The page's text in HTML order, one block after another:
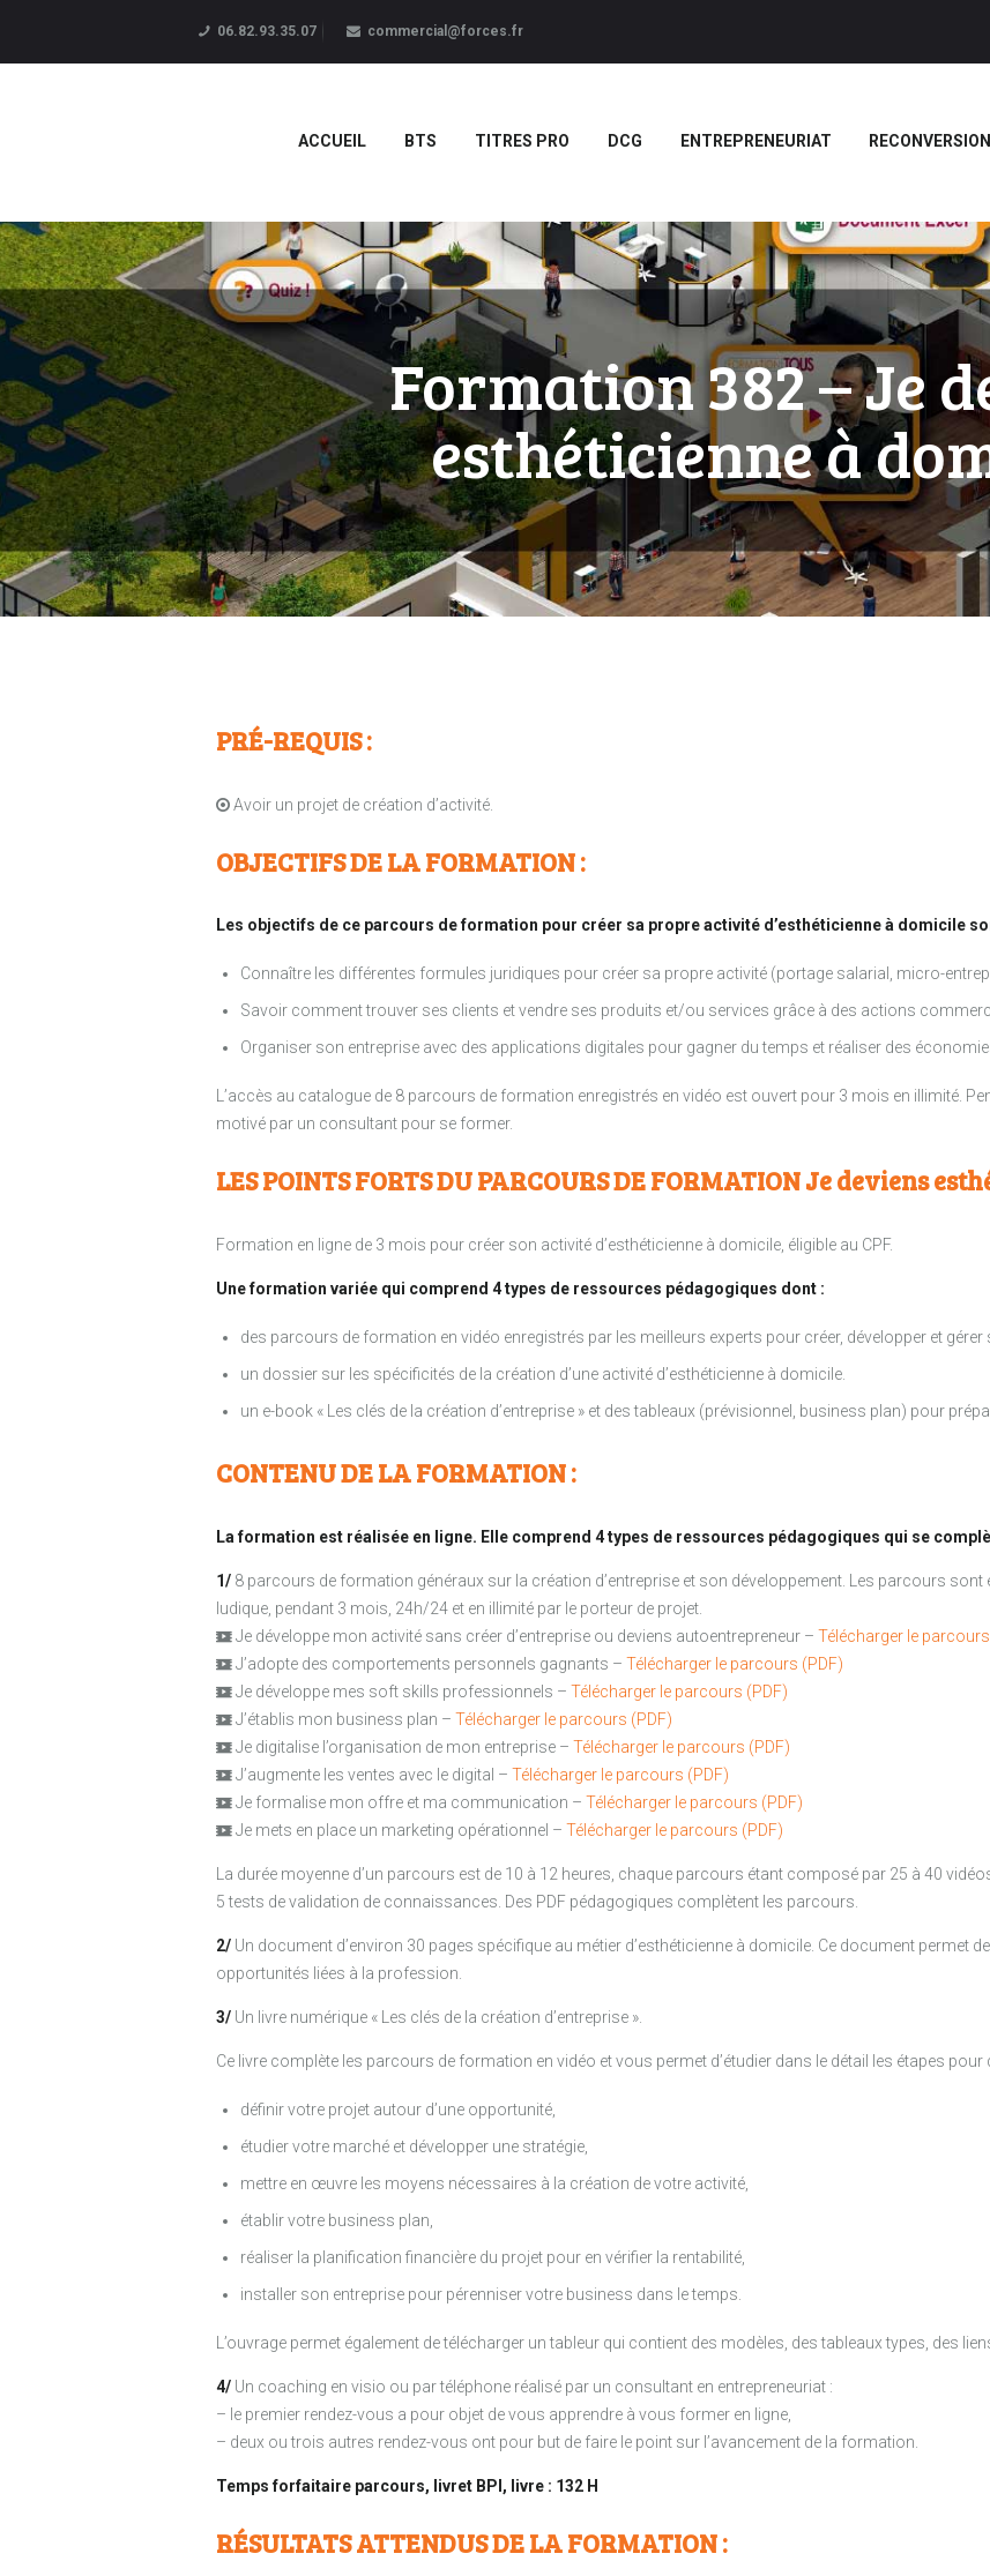
06.82.93.35.07 commercial@forces.fr
ACCUEIL BTS TITRES PRO DCG ENTREPRENEURIAT
Formation 382 – Je
esthéticienne à
Forces LMS
BTS
DCG
RECONVERSION PRO
BOUTIQUE
MARQUE
BLANCHE/SCORM
PRÉ-REQUIS :
Avoir un projet de création d’activité.
OBJECTIFS DE LA FORMATION :
Les objectifs de ce parcours de formation pour créer sa propre activité d’esthéticienne à domicile
Connaître les différentes formules juridiques pour créer sa propre activité (portage salarial, micro-
Savoir comment trouver ses clients et vendre ses produits et/ou services grâce à des actions
Organiser son entreprise avec des applications digitales pour gagner du temps et réaliser des
L’accès au catalogue de 8 parcours de formation enregistrés en vidéo est ouvert pour 3 mois en illimité.
motivé par un consultant pour se former.
LES POINTS FORTS DU PARCOURS DE FORMATION Je deviens
Formation en ligne de 3 mois pour créer son activité d’esthéticienne à domicile, éligible au CPF.
Une formation variée qui comprend 4 types de ressources pédagogiques dont :
des parcours de formation en vidéo enregistrés par les meilleurs experts pour créer, développer et gérer
un dossier sur les spécificités de la création d’une activité d’esthéticienne à domicile.
un e-book « Les clés de la création d’entreprise » et des tableaux (prévisionnel, business plan) pour
CONTENU DE LA FORMATION :
La formation est réalisée en ligne. Elle comprend 4 types de ressources pédagogiques qui se
1/ 8 parcours de formation généraux sur la création d’entreprise et son développement. Les parcours sont
ludique, pendant 3 mois, 24h/24 et en illimité par le porteur de projet.
Je développe mon activité sans créer d’entreprise ou deviens autoentrepreneur – Télécharger le
J’adopte des comportements personnels gagnants – Télécharger le parcours (PDF)
Je développe mes soft skills professionnels – Télécharger le parcours (PDF)
J’établis mon business plan – Télécharger le parcours (PDF)
Je digitalise l’organisation de mon entreprise – Télécharger le parcours (PDF)
J’augmente les ventes avec le digital – Télécharger le parcours (PDF)
Je formalise mon offre et ma communication – Télécharger le parcours (PDF)
Je mets en place un marketing opérationnel – Télécharger le parcours (PDF)
La durée moyenne d’un parcours est de 10 à 12 heures, chaque parcours étant composé par 25 à 40
5 tests de validation de connaissances. Des PDF pédagogiques complètent les parcours.
2/ Un document d’environ 30 pages spécifique au métier d’esthéticienne à domicile. Ce document permet
opportunités liées à la profession.
3/ Un livre numérique « Les clés de la création d’entreprise ».
Ce livre complète les parcours de formation en vidéo et vous permet d’étudier dans le détail les étapes pour
définir votre projet autour d’une opportunité,
étudier votre marché et développer une stratégie,
mettre en œuvre les moyens nécessaires à la création de votre activité,
établir votre business plan,
réaliser la planification financière du projet pour en vérifier la rentabilité,
installer son entreprise pour pérenniser votre business dans le temps.
L’ouvrage permet également de télécharger un tableur qui contient des modèles, des tableaux types, des
4/ Un coaching en visio ou par téléphone réalisé par un consultant en entrepreneuriat :
– le premier rendez-vous a pour objet de vous apprendre à vous former en ligne,
– deux ou trois autres rendez-vous ont pour but de faire le point sur l’avancement de la formation.
Temps forfaitaire parcours, livret BPI, livre : 132 H
RÉSULTATS ATTENDUS DE LA FORMATION :